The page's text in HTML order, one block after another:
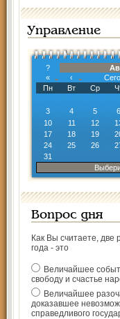
Управление
?
«
‹
Пн
Вт Ср
3
4 5 6
10
11 12
17
18 19
24
25 26
31
Вопрос дня
Как Вы считаете, две
года - это
Величайшее
свободу и счастье
Величайшее
доказавшее
справедливого